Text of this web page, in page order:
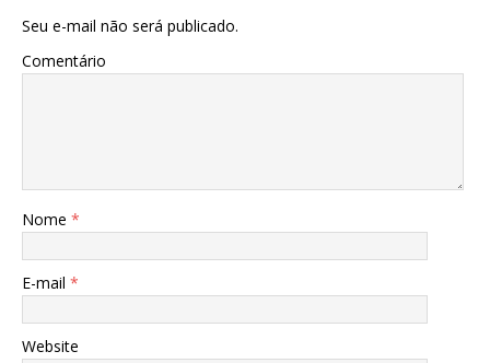
Seu e-mail não será publicado.
Comentário
Nome *
E-mail *
Website